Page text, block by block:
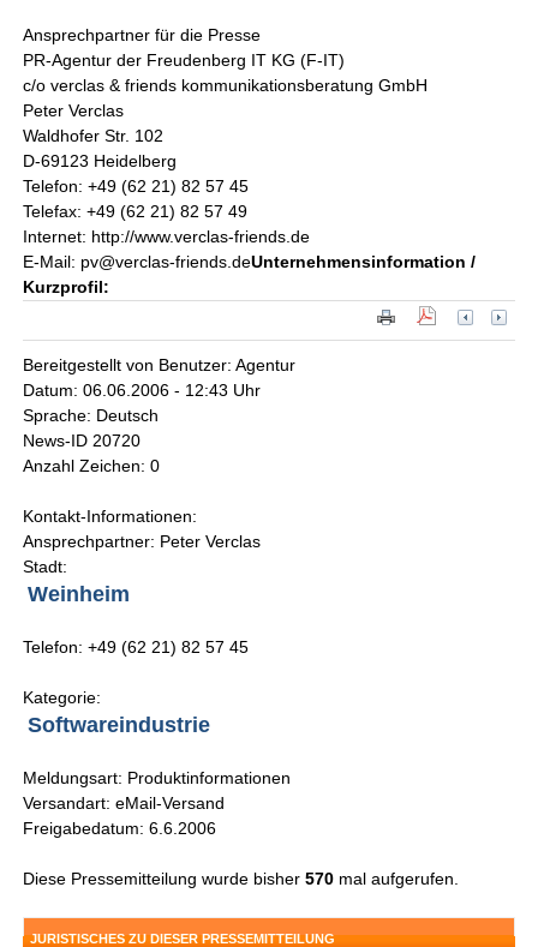
Ansprechpartner für die Presse
PR-Agentur der Freudenberg IT KG (F-IT)
c/o verclas & friends kommunikationsberatung GmbH
Peter Verclas
Waldhofer Str. 102
D-69123 Heidelberg
Telefon: +49 (62 21) 82 57 45
Telefax: +49 (62 21) 82 57 49
Internet: http://www.verclas-friends.de
E-Mail: pv@verclas-friends.deUnternehmensinformation /
Kurzprofil:
Bereitgestellt von Benutzer: Agentur
Datum: 06.06.2006 - 12:43 Uhr
Sprache: Deutsch
News-ID 20720
Anzahl Zeichen: 0
Kontakt-Informationen:
Ansprechpartner: Peter Verclas
Stadt:
Weinheim
Telefon: +49 (62 21) 82 57 45
Kategorie:
Softwareindustrie
Meldungsart: Produktinformationen
Versandart: eMail-Versand
Freigabedatum: 6.6.2006
Diese Pressemitteilung wurde bisher570 mal aufgerufen.
JURISTISCHES ZU DIESER PRESSEMITTEILUNG